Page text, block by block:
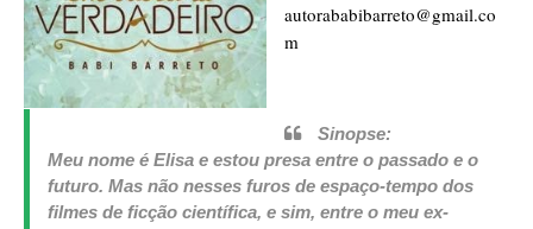
autorababibarreto@gmail.co
m
Sinopse:
Meu nome é Elisa e estou presa entre o passado e o
futuro. Mas não nesses furos de espaço-tempo dos
filmes de ficção científica, e sim, entre o meu ex-